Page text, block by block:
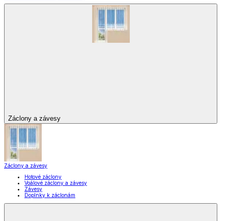
Záclony a závesy
Záclony a závesy
Hotové záclony
Voálové záclony a závesy
Závesy
Doplnky k záclonám